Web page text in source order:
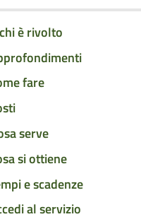
è rivolto
fare
serve
si ottiene
e scadenze
al servizio